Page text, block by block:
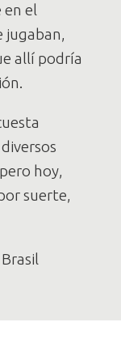
en el
jugaban,
allí podría
hoy,
suerte,